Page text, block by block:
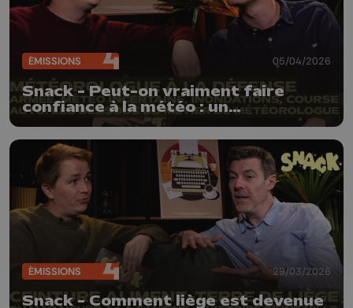
ÉMISSIONS 05/04/2026
Snack - Peut-on vraiment faire
confiance à la météo : un
météorologue de la défense nous
explique tout
ÉMISSIONS 29/03/2026
Snack - Comment liège est devenue